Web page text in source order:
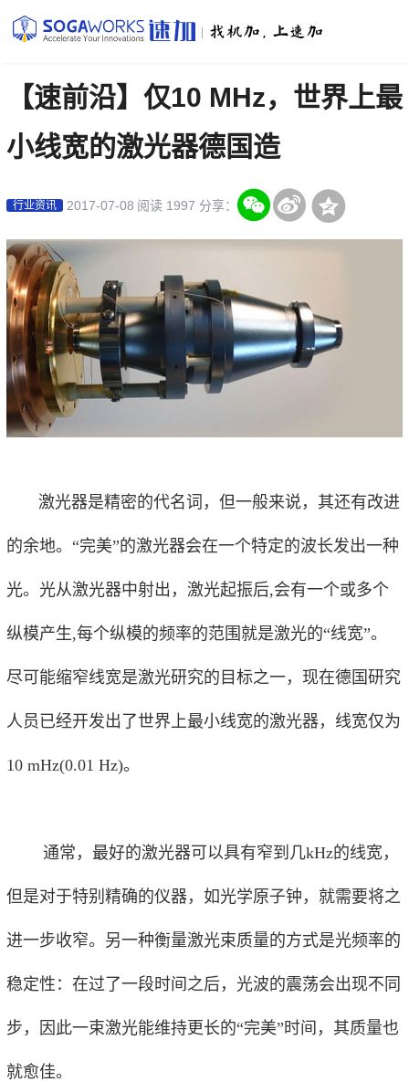
【速前沿】仅10 MHz，世界上最
小线宽的激光器德国造
行业资讯 2017-07-08 阅读 1997 分享：
激光器是精密的代名词，但一般来说，其还有改进
的余地。“完美”的激光器会在一个特定的波长发出一种
光。光从激光器中射出，激光起振后,会有一个或多个
纵模产生,每个纵模的频率的范围就是激光的“线宽”。
尽可能缩窄线宽是激光研究的目标之一，现在德国研究
人员已经开发出了世界上最小线宽的激光器，线宽仅为
10 mHz(0.01 Hz)。
通常，最好的激光器可以具有窄到几kHz的线宽，
但是对于特别精确的仪器，如光学原子钟，就需要将之
进一步收窄。另一种衡量激光束质量的方式是光频率的
稳定性：在过了一段时间之后，光波的震荡会出现不同
步，因此一束激光能维持更长的“完美”时间，其质量也
就愈佳。